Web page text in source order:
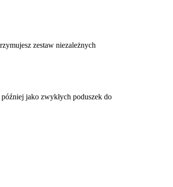
zestaw niezależnych
jako zwykłych poduszek do